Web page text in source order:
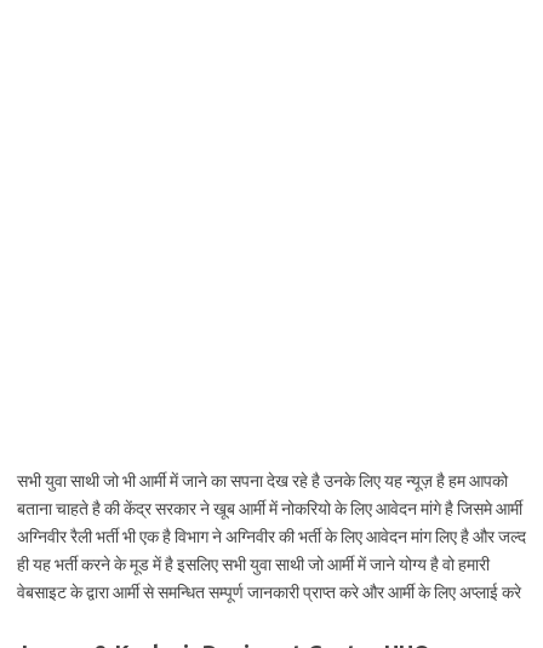
सभी युवा साथी जो भी आर्मी में जाने का सपना देख रहे है उनके लिए यह न्यूज़ है हम आपको
बताना चाहते है की केंद्र सरकार ने खूब आर्मी में नोकरियो के लिए आवेदन मांगे है जिसमे आर्मी
अग्निवीर रैली भर्ती भी एक है विभाग ने अग्निवीर की भर्ती के लिए आवेदन मांग लिए है और जल्द
ही यह भर्ती करने के मूड में है इसलिए सभी युवा साथी जो आर्मी में जाने योग्य है वो हमारी
वेबसाइट के द्वारा आर्मी से समन्धित सम्पूर्ण जानकारी प्राप्त करे और आर्मी के लिए अप्लाई करे